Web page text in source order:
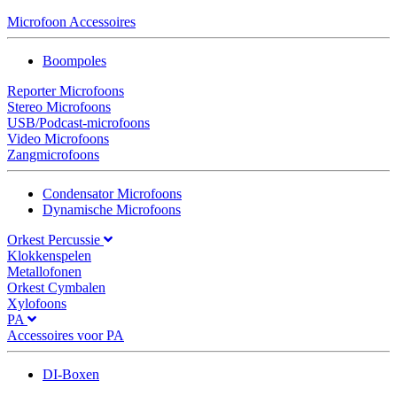
Microfoon Accessoires
Boompoles
Reporter Microfoons
Stereo Microfoons
USB/Podcast-microfoons
Video Microfoons
Zangmicrofoons
Condensator Microfoons
Dynamische Microfoons
Orkest Percussie
Klokkenspelen
Metallofonen
Orkest Cymbalen
Xylofoons
PA
Accessoires voor PA
DI-Boxen